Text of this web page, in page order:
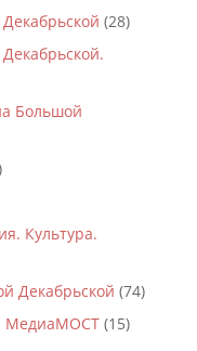
(28)
Большой
Культура.
Декабрьской (74)
МедиаМОСТ(15)